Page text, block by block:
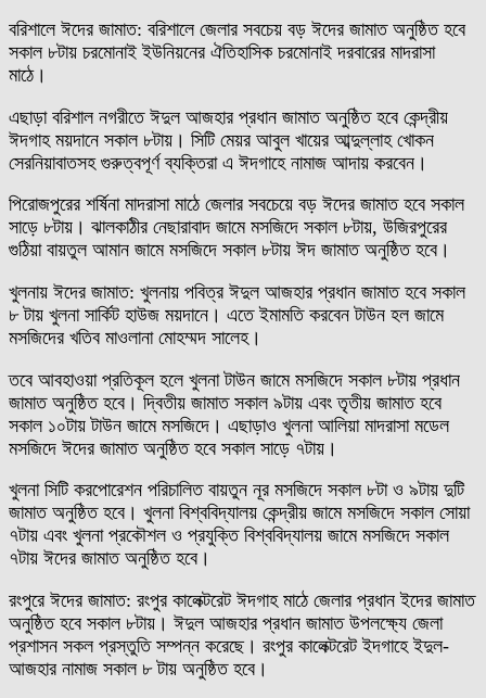
বরিশালে ঈদের জামাত: বরিশালে জেলার সবচেয় বড় ঈদের জামাত অনুষ্ঠিত হবে
সকাল ৮টায় চরমোনাই ইউনিয়নের ঐতিহাসিক চরমোনাই দরবারের মাদরাসা
মাঠে।
এছাড়া বরিশাল নগরীতে ঈদুল আজহার প্রধান জামাত অনুষ্ঠিত হবে কেন্দ্রীয়
ঈদগাহ ময়দানে সকাল ৮টায়। সিটি মেয়র আবুল খায়ের আব্দুল্লাহ খোকন
সেরনিয়াবাতসহ গুরুত্বপূর্ণ ব্যক্তিরা এ ঈদগাহে নামাজ আদায় করবেন।
পিরোজপুরের শর্ষিনা মাদরাসা মাঠে জেলার সবচেয়ে বড় ঈদের জামাত হবে সকাল
সাড়ে ৮টায়। ঝালকাঠীর নেছারাবাদ জামে মসজিদে সকাল ৮টায়, উজিরপুরের
গুঠিয়া বায়তুল আমান জামে মসজিদে সকাল ৮টায় ঈদ জামাত অনুষ্ঠিত হবে।
খুলনায় ঈদের জামাত: খুলনায় পবিত্র ঈদুল আজহার প্রধান জামাত হবে সকাল
৮ টায় খুলনা সার্কিট হাউজ ময়দানে। এতে ইমামতি করবেন টাউন হল জামে
মসজিদের খতিব মাওলানা মোহম্মদ সালেহ।
তবে আবহাওয়া প্রতিকূল হলে খুলনা টাউন জামে মসজিদে সকাল ৮টায় প্রধান
জামাত অনুষ্ঠিত হবে। দ্বিতীয় জামাত সকাল ৯টায় এবং তৃতীয় জামাত হবে
সকাল ১০টায় টাউন জামে মসজিদে। এছাড়াও খুলনা আলিয়া মাদরাসা মডেল
মসজিদে ঈদের জামাত অনুষ্ঠিত হবে সকাল সাড়ে ৭টায়।
খুলনা সিটি করপোরেশন পরিচালিত বায়তুন নূর মসজিদে সকাল ৮টা ও ৯টায় দুটি
জামাত অনুষ্ঠিত হবে। খুলনা বিশ্ববিদ্যালয় কেন্দ্রীয় জামে মসজিদে সকাল সোয়া
৭টায় এবং খুলনা প্রকৌশল ও প্রযুক্তি বিশ্ববিদ্যালয় জামে মসজিদে সকাল
৭টায় ঈদের জামাত অনুষ্ঠিত হবে।
রংপুরে ঈদের জামাত: রংপুর কালেক্টরেট ঈদগাহ মাঠে জেলার প্রধান ইদের জামাত
অনুষ্ঠিত হবে সকাল ৮টায়। ঈদুল আজহার প্রধান জামাত উপলক্ষ্যে জেলা
প্রশাসন সকল প্রস্তুতি সম্পন্ন করেছে। রংপুর কালেক্টরেট ইদগাহে ইদুল-
আজহার নামাজ সকাল ৮ টায় অনুষ্ঠিত হবে।